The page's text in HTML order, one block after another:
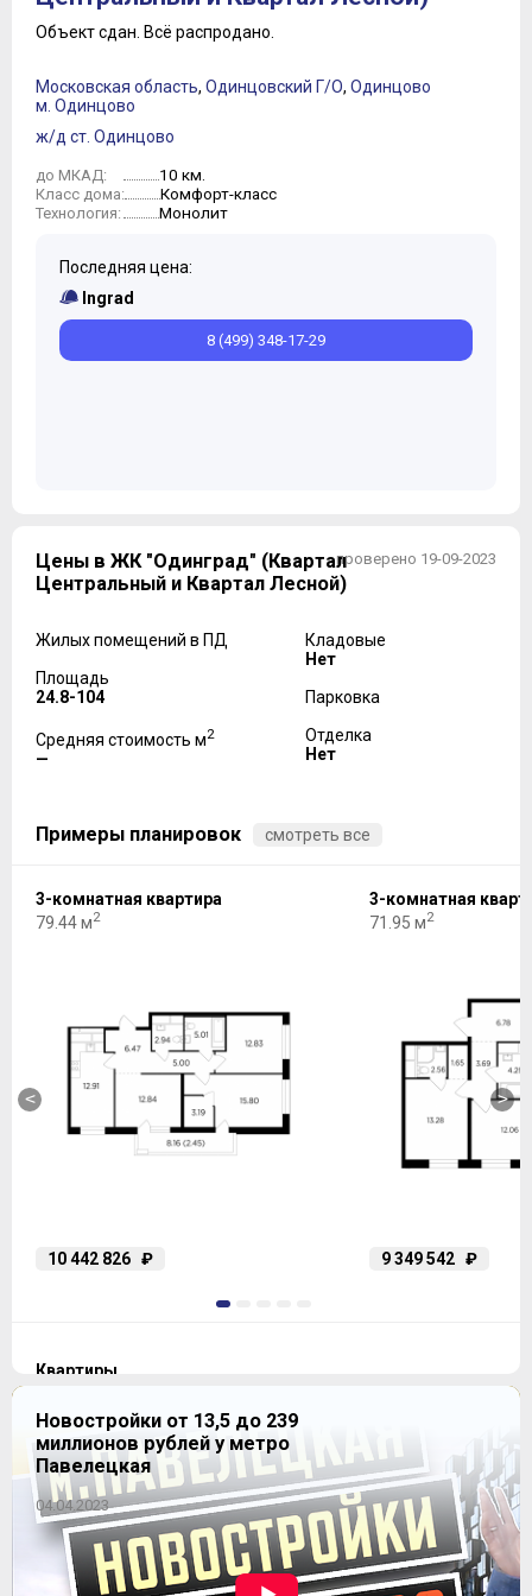
Объект сдан. Всё распродано.
Московская область, Одинцовский Г/О, Одинцово
м. Одинцово
ж/д ст. Одинцово
до МКАД: 10 км.
Класс дома: Комфорт-класс
Технология: Монолит
Последняя цена:
Ingrad
8 (499) 348-17-29
проверено 19-09-2023
Цены в ЖК "Одинград" (Квартал
Центральный и Квартал Лесной)
Жилых помещений в ПД
Площадь
24.8-104
Средняя стоимость м2
—
Кладовые
Нет
Парковка
Отделка
Нет
Примеры планировок смотреть все
<
3-комнатная квартира
79.44 м2
10 442 826 ₽
3-комнатная
71.95 м2
9 349 542 ₽
>
1
Квартиры
Студия
47 предложений 24.8-32.52 м2
Новостройки от 13,5 до 239
миллионов рублей у метро
Павелецкая
04.04.2023